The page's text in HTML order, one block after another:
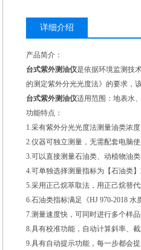
详细介绍
产品简介：
台式紫外测油仪是依据环境监测技
的测定紫外分光光度法》的要求，
台式紫外测油仪适用范围：地表水
功能特点：
1.采有紫外分光光度法测量油类浓度
2.仪器可独立测量，无需配套电脑使
3.可以直接测量石油类、动植物油类
4.可单独选择测量指标为【石油类
5.采用正己烷萃取法，用正己烷替
6.石油类指标满足《HJ 970-2018 水
7.测量速度快，可同时进行多个样品
8.具有校准功能，自动计算斜率、
9.具有自动提示功能，每一步都会